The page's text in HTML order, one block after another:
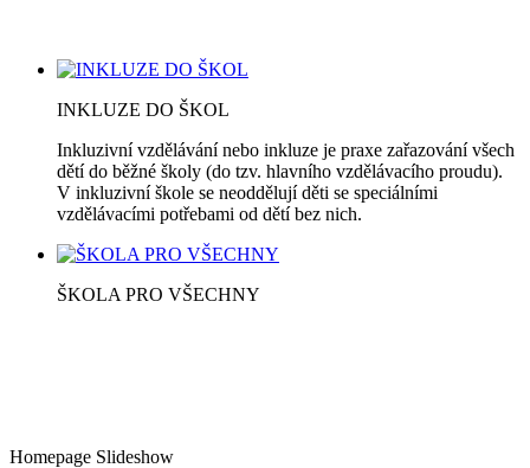
INKLUZE DO ŠKOL
Inkluzivní vzdělávání nebo inkluze je praxe zařazování všech
dětí do běžné školy (do tzv. hlavního vzdělávacího proudu).
V inkluzivní škole se neoddělují děti se speciálními
vzdělávacími potřebami od dětí bez nich.
ŠKOLA PRO VŠECHNY
Homepage Slideshow